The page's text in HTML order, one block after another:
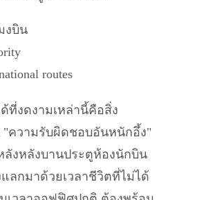
งบิน
routes
ที่งดงามเหล่านี้คือสิ่ง
"ความรับผิดชอบอันหนักอึ้ง"
ลังหลังบานประตูห้องนักบิน
ลกมาด้วยเวลาชีวิตที่ไม่ได้